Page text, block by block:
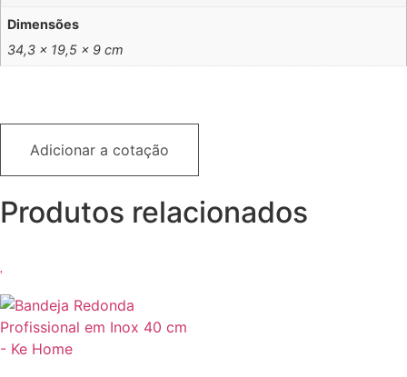
Dimensões
34,3 × 19,5 × 9 cm
Adicionar a cotação
Produtos relacionados